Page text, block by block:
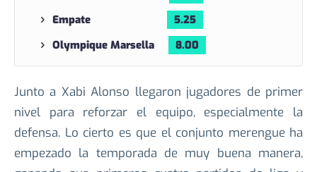
Real Madrid
1.35
Empate
5.25
Junto a Xabi Alonso llegaron jugadores de primer
nivel para reforzar el equipo, especialmente la
defensa. Lo cierto es que el conjunto merengue ha